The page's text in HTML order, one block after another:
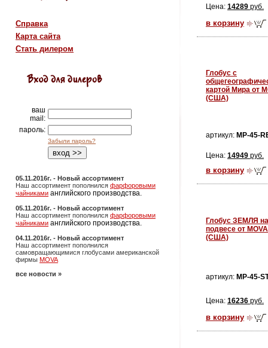
Справка
Карта сайта
Стать дилером
ваш
mail:
пароль:
Забыли пароль?
05.11.2016г. - Новый ассортимент
Наш ассортимент пополнился фарфоровыми
чайниками английского производства.
05.11.2016г. - Новый ассортимент
Наш ассортимент пополнился фарфоровыми
чайниками английского производства.
04.11.2016г. - Новый ассортимент
Наш ассортимент пополнился
самовращающимися глобусами американской
фирмы MOVA
все новости »
Цена: 14289 руб.
в корзину
Глобус с
картой Мира от
(США)
артикул: MP-45-
Цена: 14949 руб.
в корзину
Глобус ЗЕМЛЯ на
подвесе от MOVA
(США)
артикул: MP-45-
Цена: 16236 руб.
в корзину